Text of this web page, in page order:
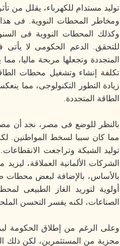
توليد مستدام للكهرباء، يقلل من
ومخاطر المحطات النووية. فى
وكذلك المحطات النووية فى
للتحقق. الدعم الحكومى لا
المتجددة وتجعلها مربحة ماليا،
تكلفة إنشاء وتشغيل محطات
زيادة التطور التكنولوجى، مما
الطاقة المتجددة
مما كان سببا لسخط المواطنين.
توليد الشبكة وتراجعت
أولوية لتوريد الغاز الطبيعى
الصناعات، لكنه يفسر التحسن
وعلى الرغم من إطلاق الحكومة
مجزية من المستثمرين، لكن ذلك